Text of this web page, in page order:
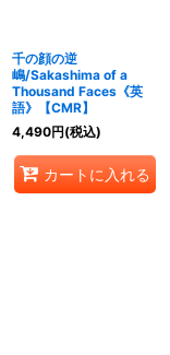
千の顔の逆
嶋/Sakashima of a
Thousand Faces《英
語》【CMR】
4,490円(税込)
カートに入れる